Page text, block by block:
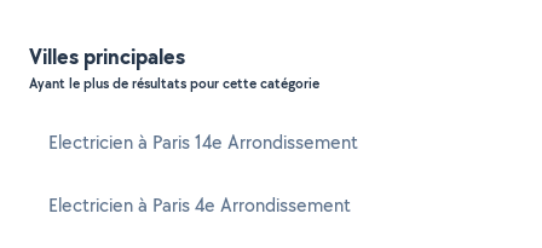
Villes principales
Ayant le plus de résultats pour cette catégorie
Electricien à Paris 14e Arrondissement
Electricien à Paris 4e Arrondissement